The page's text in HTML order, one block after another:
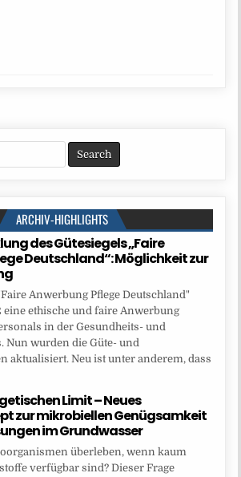
ARCHIV-HIGHLIGHTS
des Gütesiegels „Faire
Deutschland“: Möglichkeit zur
Anwerbung Pflege Deutschland"
eine ethische und faire Anwerbung
in der Gesundheits- und
Nun wurden die Güte- und
aktualisiert. Neu ist unter anderem, dass
Limit – Neues
zur mikrobiellen Genügsamkeit
im Grundwasser
überleben, wenn kaum
verfügbar sind? Dieser Frage